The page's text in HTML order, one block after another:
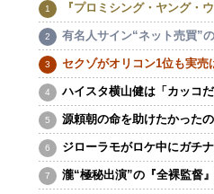
『プロミシング・ヤング・
有名人サイン“ネット売買”
セクゾがオリコン1位も実
ハイスタ横山健は「カッコだ
源頼朝の命を助けたかった
ジローラモがロケ中にガチ
瀧“極秘出演”の『全裸監督